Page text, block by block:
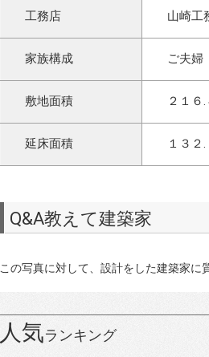
工務店 山崎工
家族構成 ご夫婦
敷地面積 ２１６
延床面積 １３２
Q&A教えて建築家
この写真に対して、設計をした建築家に
人気ランキング